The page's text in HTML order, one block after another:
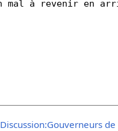
Discussion:Gouverneurs de